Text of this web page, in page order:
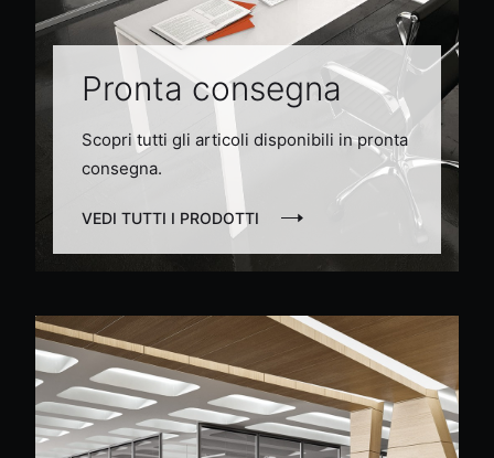
Pronta consegna
Scopri tutti gli articoli disponibili in pronta
consegna.
VEDI TUTTI I PRODOTTI